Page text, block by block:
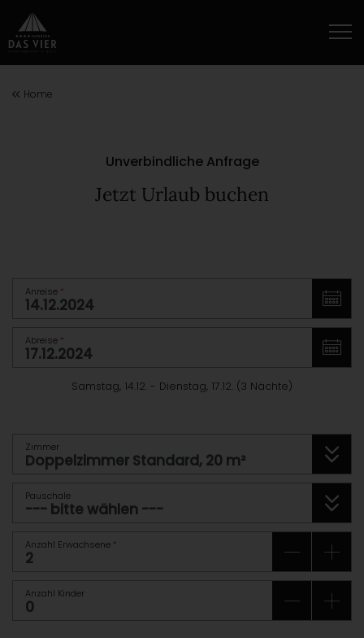
Home
Unverbindliche Anfrage
Jetzt Urlaub buchen
Anreise *
Abreise *
Samstag, 14.12. - Dienstag, 17.12. (3 Nächte)
Zimmer
Pauschale
Anzahl Erwachsene *
Anzahl Kinder